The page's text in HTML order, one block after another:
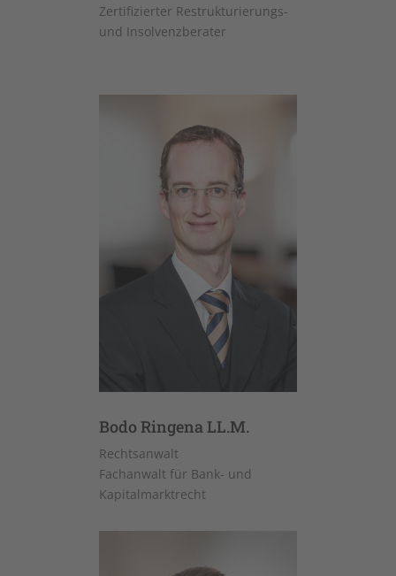
Zertifizierter Restrukturierungs-
und Insolvenzberater
Bodo Ringena LL.M.
Rechtsanwalt
Fachanwalt für Bank- und
Kapitalmarktrecht